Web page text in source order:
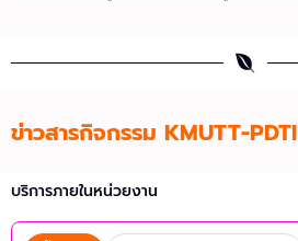
ข่าวสารกิจกรรม KMUTT-PDTI
บริการภายในหน่วยงาน